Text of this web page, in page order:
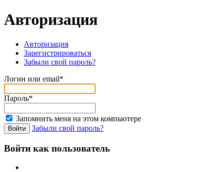
Авторизация
Авторизация
Зарегистрироваться
Забыли свой пароль?
Логин или email*
Пароль*
Запомнить меня на этом компьютере
Забыли свой пароль?
Войти как пользователь